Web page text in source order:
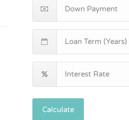
Calculate